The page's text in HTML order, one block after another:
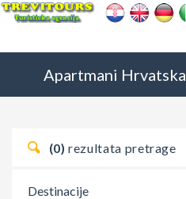
Apartmani Hrvatska
(0) rezultata pretrage
Destinacije